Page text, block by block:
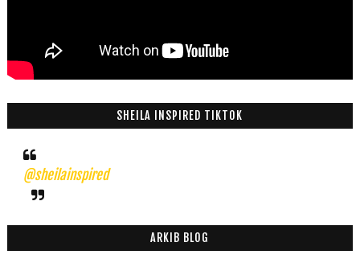
SHEILA INSPIRED TIKTOK
@sheilainspired
ARKIB BLOG